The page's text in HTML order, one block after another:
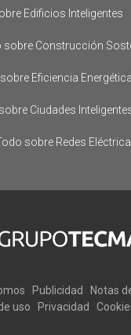
Edificios Inteligentes
sobre Construcción
sobre Eficiencia Energética
Ciudades
sobre Redes
Publicidad
Notas
uso
Privacidad